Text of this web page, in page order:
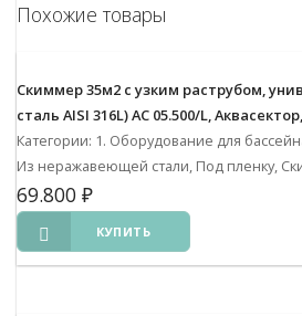
Похожие товары
Скиммер 35м2 с узким раструбом,
сталь AISI 316L) АС 05.500/L,
Категории: 1. Оборудование для
Из неражавеющей стали, Под пленку,
69.800 ₽
КУПИТЬ